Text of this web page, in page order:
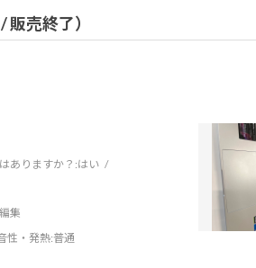
大事に使い倒していきたいと思います。
売終了）
ありますか？:はい
集
性・発熱:普通